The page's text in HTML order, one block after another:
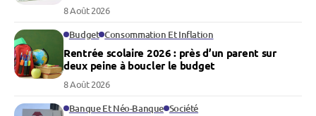
8 Août 2026
Budget Consommation Et Inflation
Rentrée scolaire 2026 : près d’un parent sur
deux peine à boucler le budget
8 Août 2026
Banque Et Néo-Banque Société